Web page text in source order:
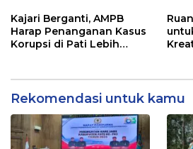
Sinergi Cegah Bullying di
Sekolah Berbasis Agama
Kajari Berganti, AMPB
Harap Penanganan Kasus
Korupsi di Pati Lebih
Rekomendasi untuk kamu